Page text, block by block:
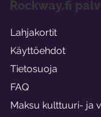
Rockway.fi
Lahjakortit
Käyttöehdot
Tietosuoja
FAQ
Maksu kulttuuri- ja